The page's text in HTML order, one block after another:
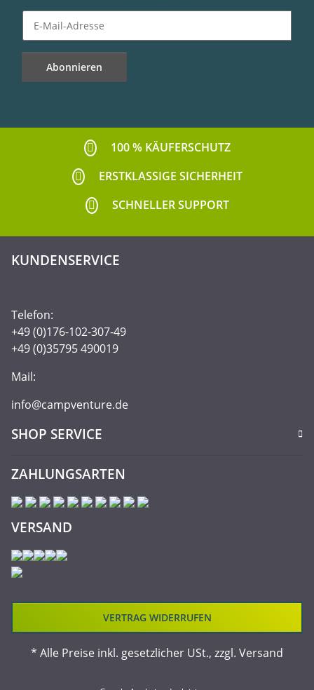
Abonnieren
100 % KÄUFERSCHUTZ
ERSTKLASSIGE SICHERHEIT
SCHNELLER SUPPORT
KUNDENSERVICE
Telefon:
+49 (0)176-102-307-49
+49 (0)35795 490019
Mail:
info@campventure.de
SHOP SERVICE
ZAHLUNGSARTEN
VERSAND
VERTRAG WIDERRUFEN
* Alle Preise inkl. gesetzlicher USt., zzgl. Versand